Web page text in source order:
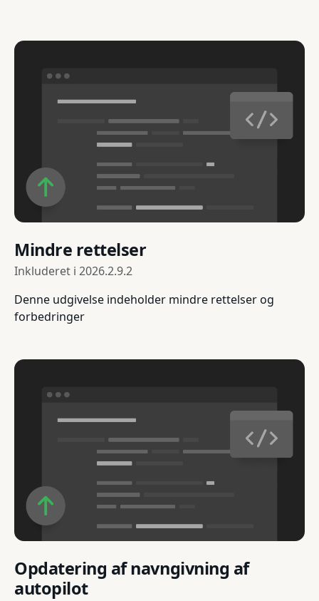
Mindre rettelser
Inkluderet i 2026.2.9.2
Denne udgivelse indeholder mindre rettelser og
forbedringer
Opdatering af navngivning af
autopilot